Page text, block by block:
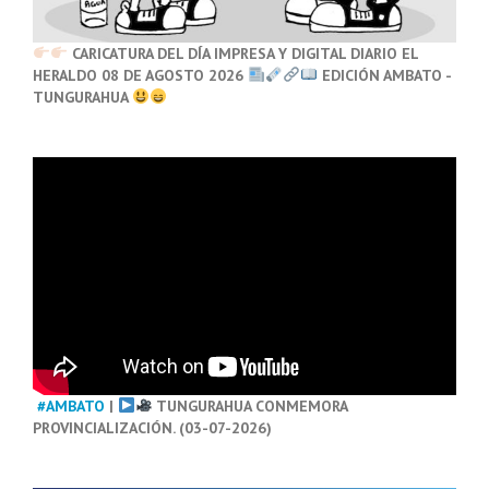
CARICATURA DEL DÍA IMPRESA Y DIGITAL DIARIO EL
HERALDO 08 DE AGOSTO 2026
EDICIÓN AMBATO -
TUNGURAHUA
#AMBATO |
TUNGURAHUA CONMEMORA
PROVINCIALIZACIÓN. (03-07-2026)